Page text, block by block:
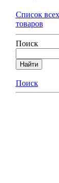
Список всех
товаров
Поиск
Поиск